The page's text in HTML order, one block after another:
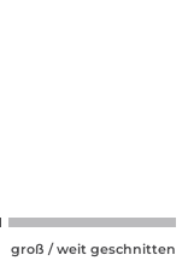
groß / weit geschnitten